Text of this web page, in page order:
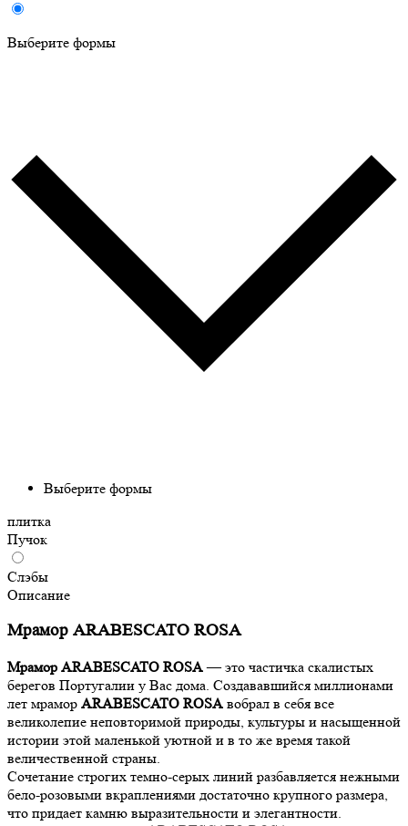
Выберите формы
Выберите формы
плитка
Пучок
Слэбы
Описание
Мрамор ARABESCATO ROSA
Мрамор ARABESCATO ROSA— это частичка скалистых
берегов Португалии у Вас дома. Создававшийся миллионами
лет мрамор ARABESCATO ROSA вобрал в себя все
великолепие неповторимой природы, культуры и насыщенной
истории этой маленькой уютной и в то же время такой
величественной страны.
Сочетание строгих темно-серых линий разбавляется нежными
бело-розовыми вкраплениями достаточно крупного размера,
что придает камню выразительности и элегантности.